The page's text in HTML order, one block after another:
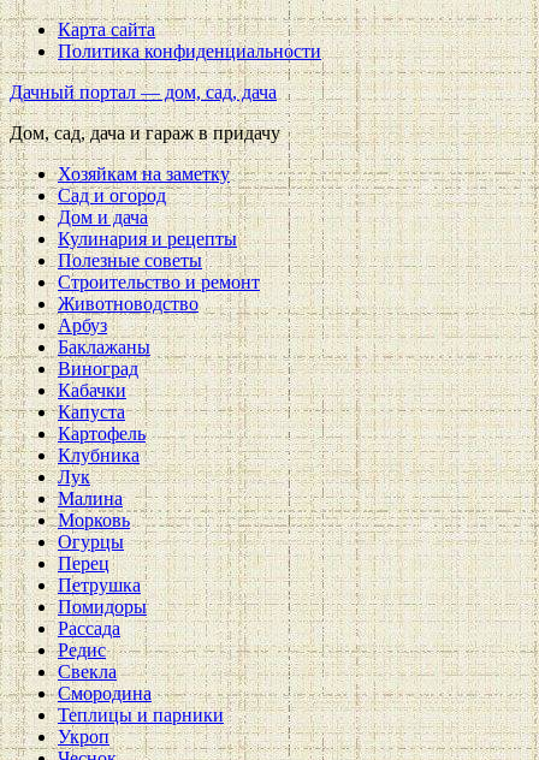
Карта сайта
Политика конфиденциальности
Дачный портал — дом, сад, дача
Дом, сад, дача и гараж в придачу
Хозяйкам на заметку
Сад и огород
Дом и дача
Кулинария и рецепты
Полезные советы
Строительство и ремонт
Животноводство
Арбуз
Баклажаны
Виноград
Кабачки
Капуста
Картофель
Клубника
Лук
Малина
Морковь
Огурцы
Перец
Петрушка
Помидоры
Рассада
Редис
Свекла
Смородина
Теплицы и парники
Укроп